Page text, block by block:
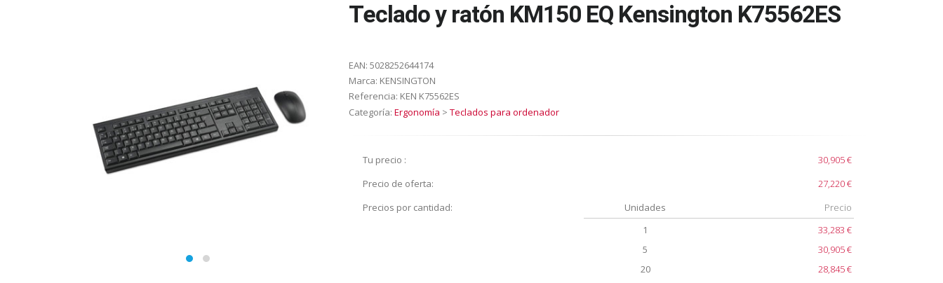
Teclado y ratón KM150 EQ Kensington K75562ES
EAN: 5028252644174
Marca: KENSINGTON
Referencia: KEN K75562ES
Categoría: Ergonomía > Teclados para ordenador
Tu precio :
30,905 €
Precio de oferta:
27,220 €
Precios por cantidad:
Unidades
Precio
1
33,283 €
5
30,905 €
20
28,845 €